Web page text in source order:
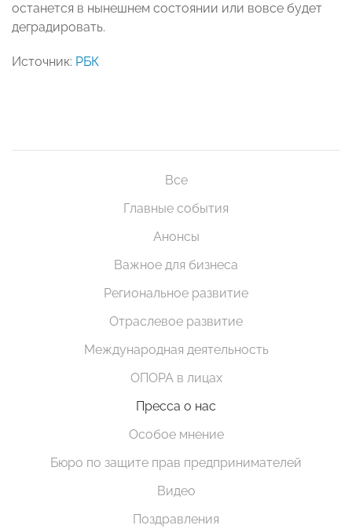
останется в нынешнем состоянии или вовсе будет
деградировать.
Источник: РБК
Все
Главные события
Анонсы
Важное для бизнеса
Региональное развитие
Отраслевое развитие
Международная деятельность
ОПОРА в лицах
Пресса о нас
Особое мнение
Бюро по защите прав предпринимателей
Видео
Поздравления